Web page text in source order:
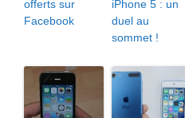
offerts sur
Facebook
iPhone 5 : un
duel au
sommet !